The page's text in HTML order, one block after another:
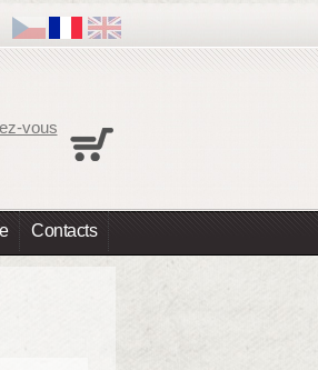
Contacts
vous
0,00 €